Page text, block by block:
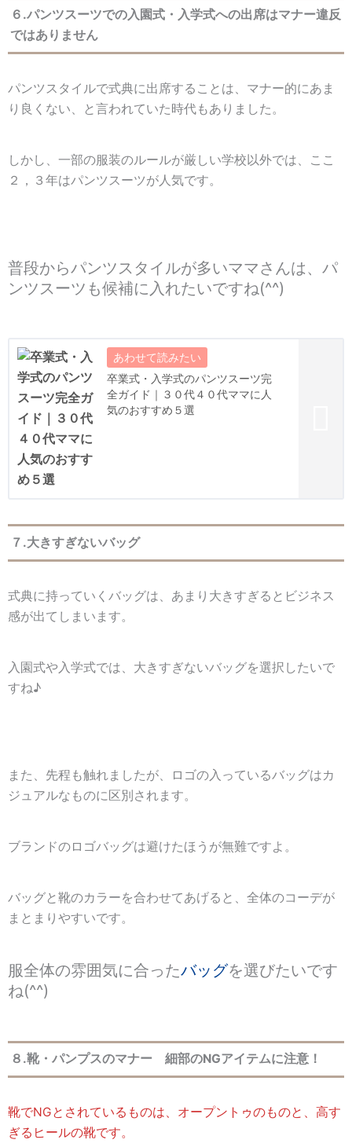
６.パンツスーツでの入園式・入学式への出席はマナー違反
ではありません
パンツスタイルで式典に出席することは、マナー的にあま
り良くない、と言われていた時代もありました。
しかし、一部の服装のルールが厳しい学校以外では、ここ
２，３年はパンツスーツが人気です。
普段からパンツスタイルが多いママさんは、パ
ンツスーツも候補に入れたいですね(^^)
卒業式・入学式のパンツスーツ完
全ガイド｜３０代４０代ママに人
気のおすすめ５選
７.大きすぎないバッグ
式典に持っていくバッグは、あまり大きすぎるとビジネス
感が出てしまいます。
入園式や入学式では、大きすぎないバッグを選択したいで
すね♪
また、先程も触れましたが、ロゴの入っているバッグはカ
ジュアルなものに区別されます。
ブランドのロゴバッグは避けたほうが無難ですよ。
バッグと靴のカラーを合わせてあげると、全体のコーデが
まとまりやすいです。
服全体の雰囲気に合ったバッグを選びたいです
ね(^^)
８.靴・パンプスのマナー 細部のNGアイテムに注意！
靴でNGとされているものは、オープントゥのものと、高す
ぎるヒールの靴です。